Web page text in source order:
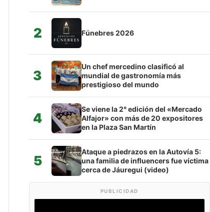
2 Fúnebres 2026
3
Un chef mercedino clasificó al
mundial de gastronomía más
prestigioso del mundo
4
Se viene la 2° edición del «Mercado
Alfajor» con más de 20 expositores
en la Plaza San Martín
5
Ataque a piedrazos en la Autovía 5:
una familia de influencers fue víctima
cerca de Jáuregui (video)
PUBLICIDAD